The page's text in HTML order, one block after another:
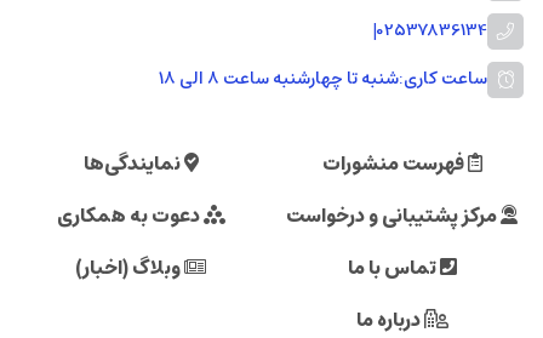
02537836134
|
ساعت کاری:شنبه تا چهارشنبه ساعت ۸ الی ۱۸
فهرست منشورات
نمایندگی‌ها
مرکز پشتیبانی و درخواست
دعوت به همکاری
تماس با ما
وبلاگ (اخبار)
درباره ما